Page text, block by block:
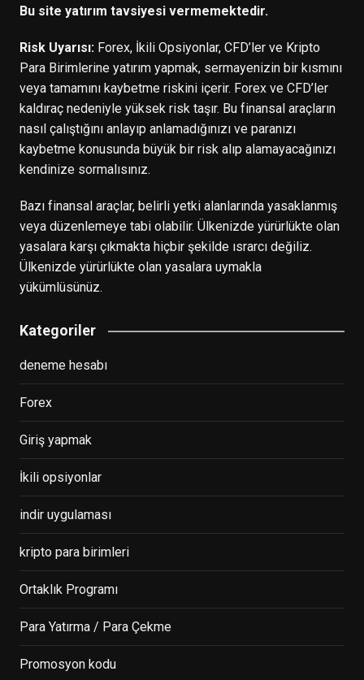
Bu site yatırım tavsiyesi vermemektedir.
Risk Uyarısı:Forex, İkili Opsiyonlar, CFD’ler ve Kripto
Para Birimlerine yatırım yapmak, sermayenizin bir kısmını
veya tamamını kaybetme riskini içerir. Forex ve CFD’ler
kaldıraç nedeniyle yüksek risk taşır. Bu finansal araçların
nasıl çalıştığını anlayıp anlamadığınızı ve paranızı
kaybetme konusunda büyük bir risk alıp alamayacağınızı
kendinize sormalısınız.
Bazı finansal araçlar, belirli yetki alanlarında yasaklanmış
veya düzenlemeye tabi olabilir. Ülkenizde yürürlükte olan
yasalara karşı çıkmakta hiçbir şekilde ısrarcı değiliz.
Ülkenizde yürürlükte olan yasalara uymakla
yükümlüsünüz.
Kategoriler
deneme hesabı
Forex
Giriş yapmak
İkili opsiyonlar
indir uygulaması
kripto para birimleri
Ortaklık Programı
Para Yatırma / Para Çekme
Promosyon kodu